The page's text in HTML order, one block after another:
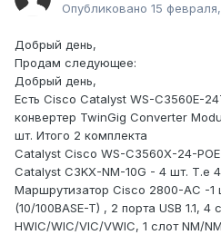
Опубликовано 15
Добрый день,
Продам следующее:
Добрый день,
Есть Cisco Catalyst WS-C3560E-
конвертер TwinGig Converter
шт. Итого 2 комплекта
Catalyst Cisco WS-C3560X-24-
Catalyst C3KX-NM-10G - 4 шт. Т.е
Маршрутизатор Cisco 2800-AC -1
(10/100BASE-T) , 2 порта USB 1.1, 4
HWIC/WIC/VIC/VWIC, 1 слот NM/